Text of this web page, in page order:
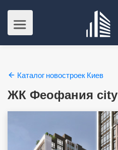
Каталог новостроек Киев
ЖК Феофания city